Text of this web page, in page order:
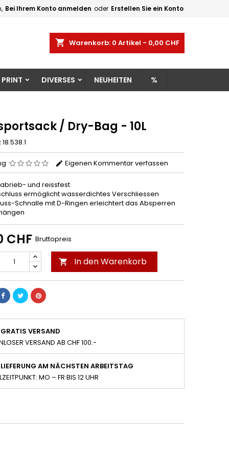
Bei Ihrem Konto anmelden oder Erstellen Sie ein Konto
shopping_cart Warenkorb: 0 Artikel - 0,00 CHF
DIVERSES NEUHEITEN %
/ Dry-Bag - 10L
18.538.1
Eigenen Kommentar verfassen
und reissfest
ermöglicht wasserdichtes Verschliessen
Schnalle mit D-Ringen erleichtert das Absperren
CHF Bruttopreis
 In den Warenkorb
GRATIS VERSAND
VERSAND AB CHF 100.-
LIEFERUNG AM NÄCHSTEN ARBEITSTAG
MO – FR BIS 12 UHR